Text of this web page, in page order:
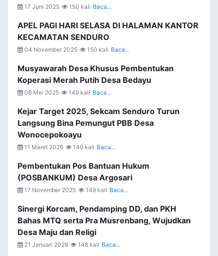
17 Juni 2025 150 kali Baca...
APEL PAGI HARI SELASA DI HALAMAN KANTOR
KECAMATAN SENDURO
04 November 2025 150 kali Baca...
Musyawarah Desa Khusus Pembentukan
Koperasi Merah Putih Desa Bedayu
08 Mei 2025 149 kali Baca...
Kejar Target 2025, Sekcam Senduro Turun
Langsung Bina Pemungut PBB Desa
Wonocepokoayu
11 Maret 2026 149 kali Baca...
Pembentukan Pos Bantuan Hukum
(POSBANKUM) Desa Argosari
17 November 2025 149 kali Baca...
Sinergi Korcam, Pendamping DD, dan PKH
Bahas MTQ serta Pra Musrenbang, Wujudkan
Desa Maju dan Religi
21 Januari 2026 148 kali Baca...